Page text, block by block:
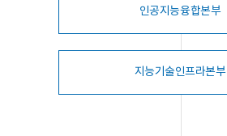
인공지능융합본부
지능기술인프라본부